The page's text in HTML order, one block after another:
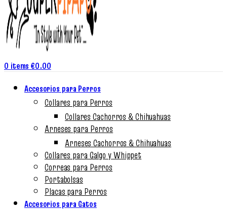
0 items €0.00
Accesorios para Perros
Collares para Perros
Collares Cachorros & Chihuahuas
Arneses para Perros
Arneses Cachorros & Chihuahuas
Collares para Galgo y Whippet
Correas para Perros
Portabolsas
Placas para Perros
Accesorios para Gatos